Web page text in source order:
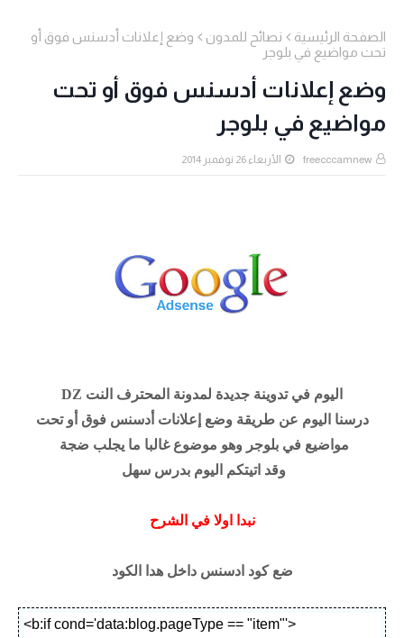
الصفحة الرئيسية نصائح للمدون
وضع إعلانات أدسنس فوق أو
تحت مواضيع في بلوجر
وضع إعلانات أدسنس فوق أو تحت
مواضيع في بلوجر
freecccamnew الأربعاء 26 نوفمبر 2014
اليوم في تدوينة جديدة لمدونة المحترف النت DZ
درسنا اليوم عن طريقة وضع إعلانات أدسنس فوق أو تحت
مواضيع في بلوجر وهو موضوع غالبا ما يجلب ضجة
وقد اتيتكم اليوم بدرس سهل
نبدا اولا في الشرح
ضع كود ادسنس داخل هدا الكود
<b:if cond='data:blog.pageType == "item"'>